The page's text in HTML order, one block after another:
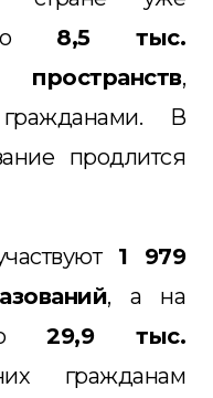
8,5 тыс.
,
В
продлится
1 979
, а на
29,9 тыс.
гражданам